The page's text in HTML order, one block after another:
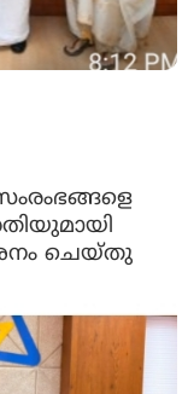
ചെയ്തു